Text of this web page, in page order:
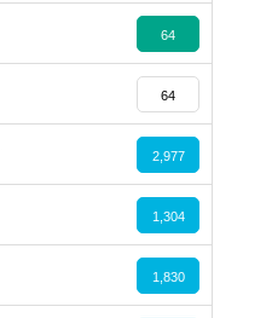
64
64
2,977
1,304
1,830